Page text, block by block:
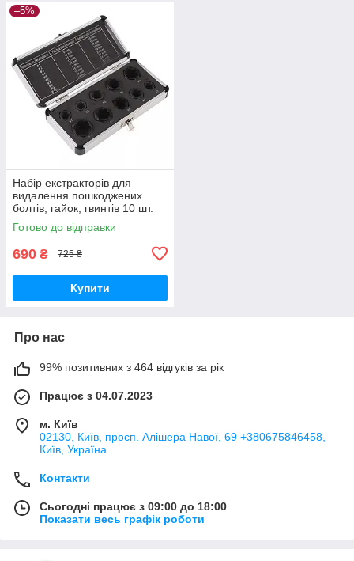
–5%
Набір екстракторів для
видалення пошкоджених
болтів, гайок, гвинтів 10 шт.
Готово до відправки
690 ₴ 725 ₴
Купити
Про нас
99% позитивних з 464 відгуків за рік
Працює з 04.07.2023
м. Київ
02130, Київ, просп. Алішера Навої, 69 +380675846458,
Київ, Україна
Контакти
Сьогодні працює з 09:00 до 18:00
Показати весь графік роботи